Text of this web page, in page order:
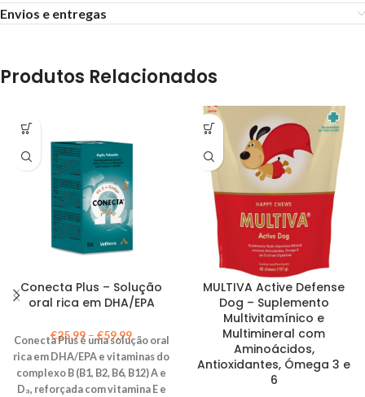
Envios e entregas
Produtos Relacionados
Conecta Plus – Solução
oral rica em DHA/EPA
€25,99 – €59,99
Conecta Plus é uma solução oral
rica em DHA/EPA e vitaminas do
complexo B (B1, B2, B6, B12) A e
D₃, reforçada com vitamina E e
MULTIVA Active Defense
Dog – Suplemento
Multivitamínico e
Multimineral com
Aminoácidos,
Antioxidantes, Ómega 3 e
6